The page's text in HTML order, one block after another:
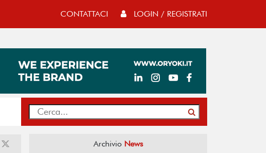
CONTATTACI LOGIN / REGISTRATI
Archivio News